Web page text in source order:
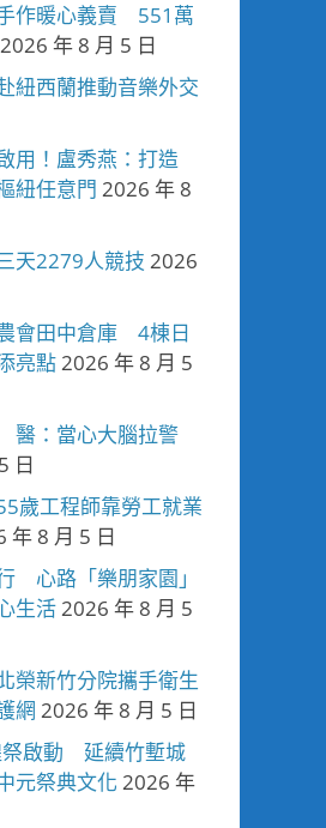
作暖心義賣 551萬
2026 年 8 月 5 日
紐西蘭推動音樂外交
用！盧秀燕：打造
紐任意門 2026 年 8
天2279人競技 2026
會田中倉庫 4棟日
亮點2026 年 8 月 5
：當心大腦拉警
日
歲工程師靠勞工就業
年 8 月 5 日
心路「樂朋家園」
生活2026 年 8 月 5
新竹分院攜手衛生
網 2026 年 8 月 5 日
啟動 延續竹塹城
元祭典文化 2026 年